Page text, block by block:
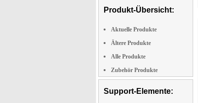
Produkt-Übersicht:
Aktuelle Produkte
Ältere Produkte
Alle Produkte
Zubehör Produkte
Support-Elemente: